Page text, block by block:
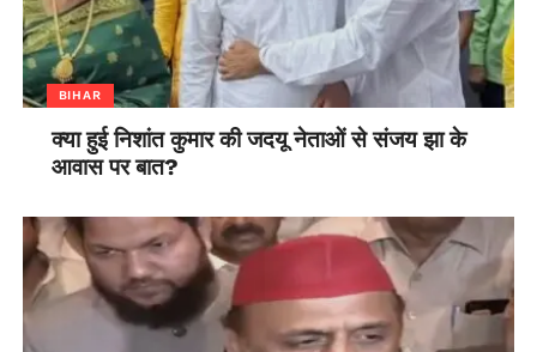
BIHAR
क्या हुई निशांत कुमार की जदयू नेताओं से संजय झा के
आवास पर बात?